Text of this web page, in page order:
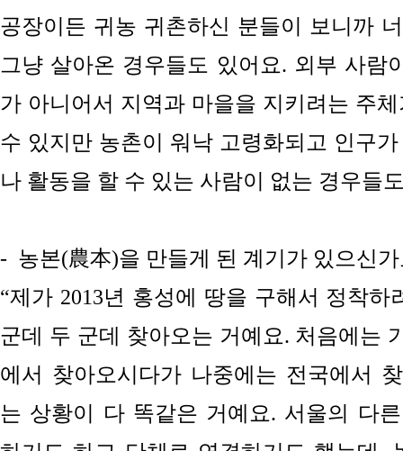
공장이든 귀농 귀촌하신 분들이 보니까
그냥 살아온 경우들도 있어 요. 외 부 사람
가 아니어서 지역과 마을을 지키려는 주
수 있지만 농촌이 워낙 고령화되고 인구
나 활동을 할 수 있는 사람이 없는 경우들
- 농본(農本)을 만들게 된 계기가 있으신가
“제가 2013년 홍성에 땅을 구해서 정착하
군데 두 군데 찾아오는 거예요. 처음에는
에서 찾아오시다가 나중에는 전국에서
는 상황이 다 똑같은 거예요. 서울의
다